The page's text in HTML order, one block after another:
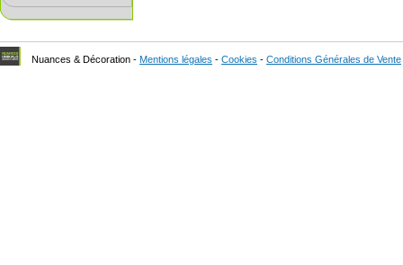
Nuances & Décoration - Mentions légales - Cookies - Conditions Générales de Vente